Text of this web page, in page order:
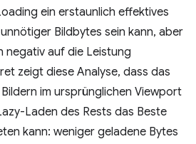
ein erstaunlich effektives
Bildbytes sein kann, aber
negativ auf die Leistung
zeigt diese Analyse, dass das
im ursprünglichen Viewport
Laden des Rests das Beste
kann: weniger geladene Bytes